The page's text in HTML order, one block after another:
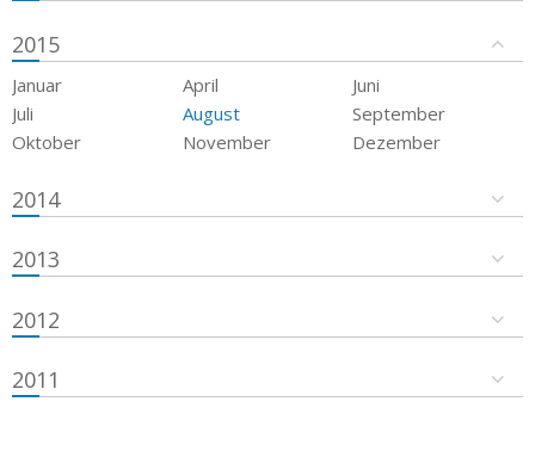
2015
Januar April
Juni
Juli
August
September
Oktober
November Dezember
2014
2013
2012
2011